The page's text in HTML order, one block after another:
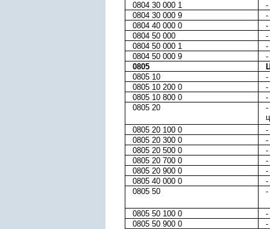
0804 30 000 1
-
0804 30 000 9
-
0804 40 000 0
-
0804 50 000
-
0804 50 000 1
-
0804 50 000 9
-
0805
0805 10
-
0805 10 200 0
-
0805 10 800 0
-
0805 20
-
0805 20 100 0
-
0805 20 300 0
-
0805 20 500 0
-
0805 20 700 0
-
0805 20 900 0
-
0805 40 000 0
-
0805 50
0805 50 100 0
0805 50 900 0